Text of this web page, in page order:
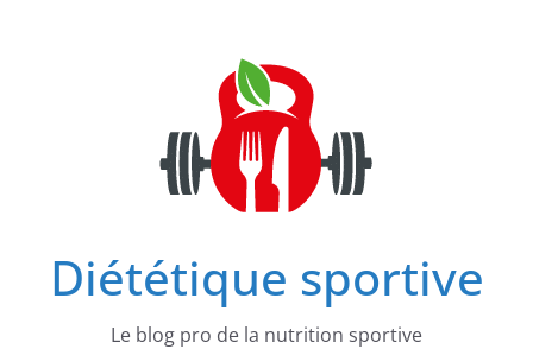
Diététique sportive
Le blog pro de la nutrition sportive